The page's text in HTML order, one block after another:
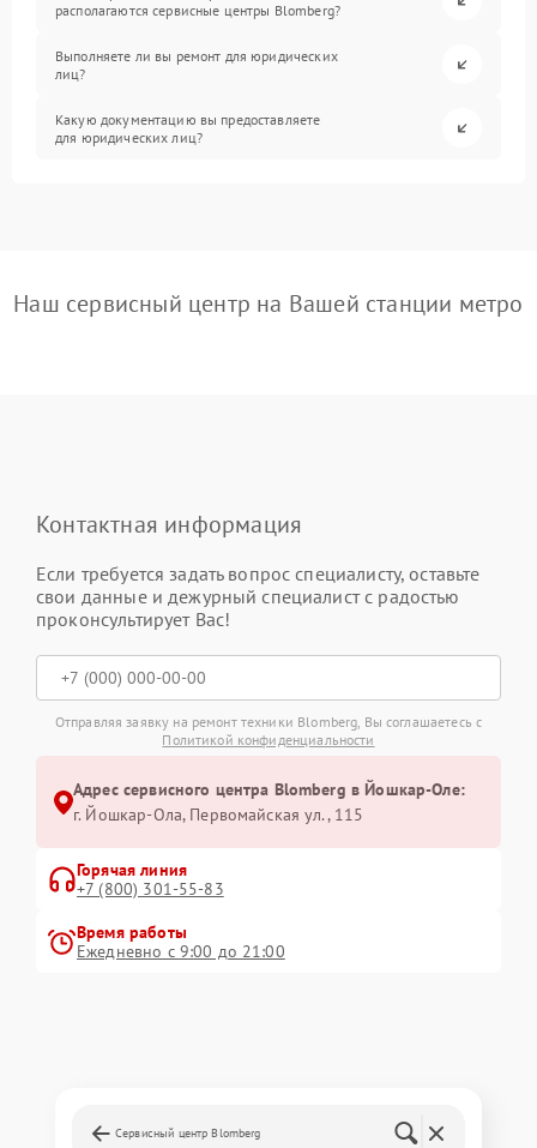
располагаются сервисные центры Blomberg?
Выполняете ли вы ремонт для юридических
лиц?
Какую документацию вы предоставляете
для юридических лиц?
Наш сервисный центр на Вашей станции метро
Контактная информация
Если требуется задать вопрос специалисту, оставьте
свои данные и дежурный специалист с радостью
проконсультирует Вас!
Отправляя заявку на ремонт техники Blomberg, Вы соглашаетесь с
Политикой конфиденциальности
Адрес сервисного центра Blomberg в Йошкар-Оле:
г. Йошкар-Ола, Первомайская ул., 115
Горячая линия
+7 (800) 301-55-83
Время работы
Ежедневно с 9:00 до 21:00
Сервисный центр Blomberg